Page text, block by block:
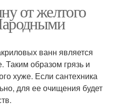
от желтого
ванн является
Таким образом грязь и
хуже. Если сантехника
для ее очищения будет